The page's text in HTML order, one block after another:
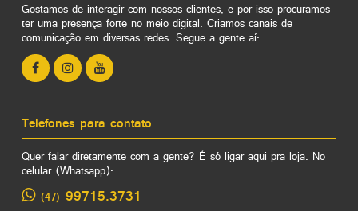
Gostamos de interagir com nossos clientes, e por isso procuramos
ter uma presença forte no meio digital. Criamos canais de
comunicação em diversas redes. Segue a gente aí:
Telefones para contato
Quer falar diretamente com a gente? É só ligar aqui pra loja. No
celular (Whatsapp):
(47) 99715.3731